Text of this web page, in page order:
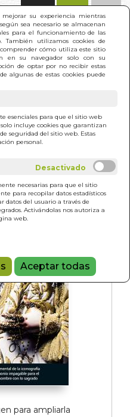
su experiencia mientras
sea necesario se almacenan
para el funcionamiento de las
También utilizamos cookies de
cómo utiliza este sitio
en su navegador solo con su
de optar por no recibir estas
algunas de estas cookies puede
esenciales para que el sitio web
incluye cookies que garantizan
seguridad del sitio web. Estas
personal.
necesarias para que el sitio
para recopilar datos estadísticos
datos del usuario a través de
Activándolas nos autoriza a
web.
Aceptar todas
para ampliarla